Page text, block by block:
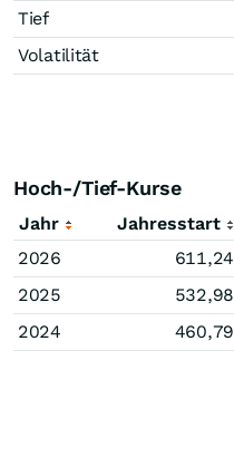
Tief
Volatilität
Hoch-/Tief-Kurse
Jahr Jahresstart
2026
611,24
2025
532,98
2024
460,79